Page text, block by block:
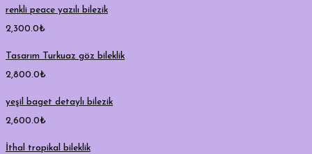
renkli peace yazılı bilezik
2,300.0₺
Tasarım Turkuaz göz bileklik
2,800.0₺
yeşil baget detaylı bilezik
2,600.0₺
İthal tropikal bileklik